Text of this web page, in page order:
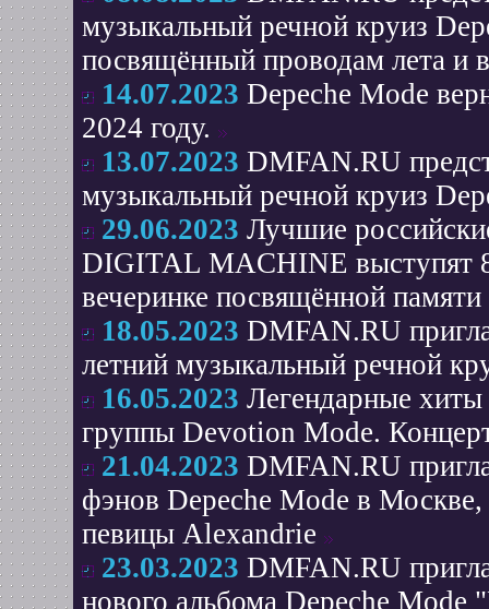
музыкальный речной круиз
посвящённый проводам лета и
14.07.2023 Depeche Mode
2024 году.
13.07.2023 DMFAN.RU
музыкальный речной круиз
29.06.2023 Лучшие
DIGITAL MACHINE выступят
вечеринке посвящённой
18.05.2023 DMFAN.RU
летний музыкальный речной
16.05.2023 Легендарные
группы Devotion Mode.
21.04.2023 DMFAN.RU
фэнов Depeche Mode в
певицы Alexandrie
23.03.2023 DMFAN.RU
нового альбома Depeche